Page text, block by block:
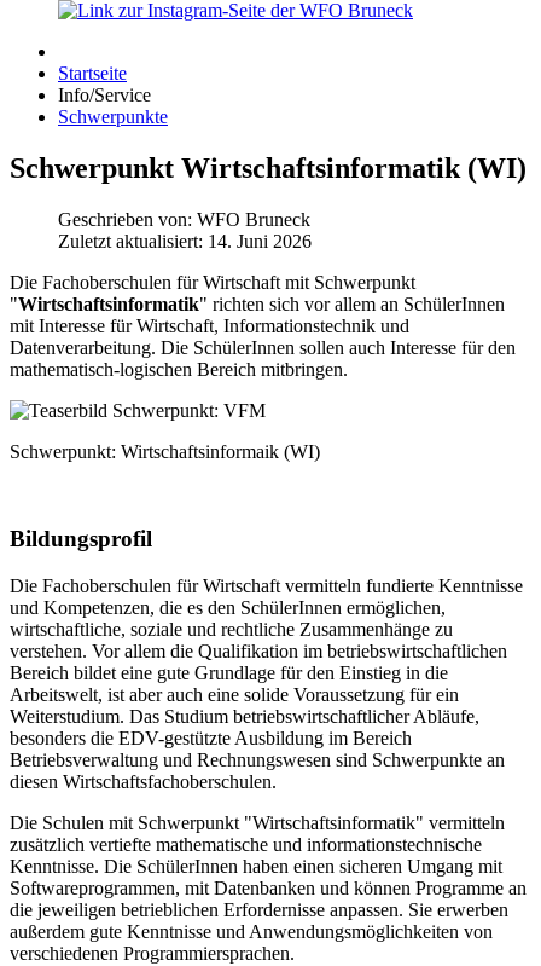
Startseite
Info/Service
Schwerpunkte
Schwerpunkt Wirtschaftsinformatik (WI)
Geschrieben von: WFO Bruneck
Zuletzt aktualisiert: 14. Juni 2026
Die Fachoberschulen für Wirtschaft mit Schwerpunkt
"Wirtschaftsinformatik" richten sich vor allem an SchülerInnen
mit Interesse für Wirtschaft, Informationstechnik und
Datenverarbeitung. Die SchülerInnen sollen auch Interesse für den
mathematisch-logischen Bereich mitbringen.
Schwerpunkt: Wirtschaftsinformaik (WI)
Bildungsprofil
Die Fachoberschulen für Wirtschaft vermitteln fundierte Kenntnisse
und Kompetenzen, die es den SchülerInnen ermöglichen,
wirtschaftliche, soziale und rechtliche Zusammenhänge zu
verstehen. Vor allem die Qualifikation im betriebswirtschaftlichen
Bereich bildet eine gute Grundlage für den Einstieg in die
Arbeitswelt, ist aber auch eine solide Voraussetzung für ein
Weiterstudium. Das Studium betriebswirtschaftlicher Abläufe,
besonders die EDV-gestützte Ausbildung im Bereich
Betriebsverwaltung und Rechnungswesen sind Schwerpunkte an
diesen Wirtschaftsfachoberschulen.
Die Schulen mit Schwerpunkt "Wirtschaftsinformatik" vermitteln
zusätzlich vertiefte mathematische und informationstechnische
Kenntnisse. Die SchülerInnen haben einen sicheren Umgang mit
Softwareprogrammen, mit Datenbanken und können Programme an
die jeweiligen betrieblichen Erfordernisse anpassen. Sie erwerben
außerdem gute Kenntnisse und Anwendungsmöglichkeiten von
verschiedenen Programmiersprachen.